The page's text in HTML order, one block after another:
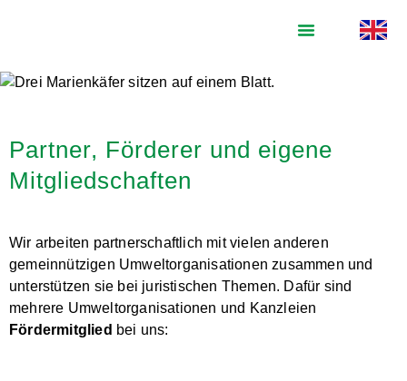
Partner, Förderer und eigene
Mitgliedschaften
Wir arbeiten partnerschaftlich mit vielen anderen
gemeinnützigen Umweltorganisationen zusammen und
unterstützen sie bei juristischen Themen. Dafür sind
mehrere Umweltorganisationen und Kanzleien
Fördermitglied bei uns: